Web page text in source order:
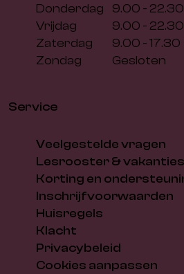
Donderdag
9.00 - 22.30
Vrijdag
9.00 - 22.30
Zaterdag
9.00 - 17.30
Zondag
Gesloten
Service
Veelgestelde vragen
Lesrooster & vakanties
Korting en
Inschrijfvoorwaarden
Huisregels
Klacht
Privacybeleid
Cookies aanpassen